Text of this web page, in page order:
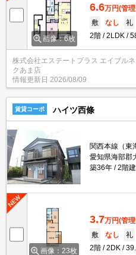
画像：6枚
6.6万円(管
敷
なし 礼
2階
2LDK
株式会社エステートプラス エイブル
クあま店
情報更新日 2026/08/09
賃貸コーポ ハイツ西條
関西本線（東
愛知県海部郡
築36年
2階建
画像：23枚
3.7万円(管
敷
なし 礼
2階
2DK